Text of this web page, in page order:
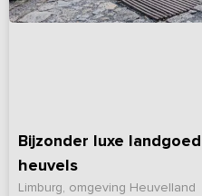
Bijzonder luxe
heuvels
Limburg, omgeving Heuvelland